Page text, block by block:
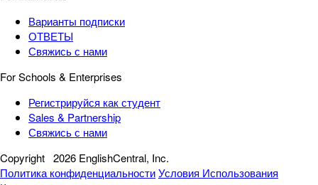
Варианты подписки
ОТВЕТЫ
Свяжись с нами
For Schools & Enterprises
Регистрируйся как студент
Sales & Partnership
Свяжись с нами
Copyright 2026 EnglishCentral, Inc.
Политика конфиденциальностиУсловия Использования